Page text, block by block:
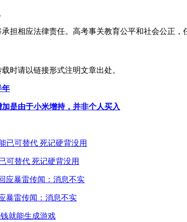
担相应法律责任。高考事关教育公平和社会公正，
时请以链接形式注明文章出处。
年
是由于小米增持，并非个人买入
可替代 死记硬背没用
暴雷传闻：消息不实